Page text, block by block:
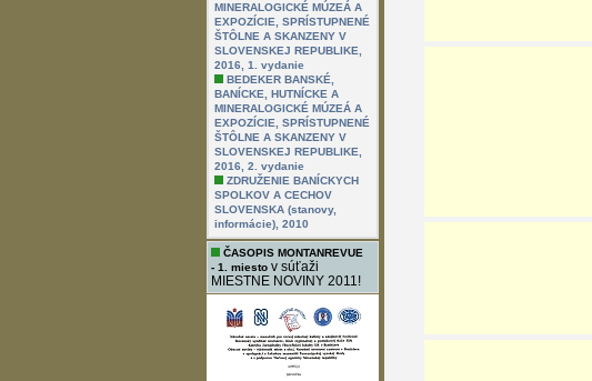
MINERALOGICKÉ MÚZEÁ A
EXPOZÍCIE, SPRÍSTUPNENÉ
ŠTÔLNE A SKANZENY V
SLOVENSKEJ REPUBLIKE,
2016, 1. vydanie
BEDEKER BANSKÉ,
BANÍCKE, HUTNÍCKE A
MINERALOGICKÉ MÚZEÁ A
EXPOZÍCIE, SPRÍSTUPNENÉ
ŠTÔLNE A SKANZENY V
SLOVENSKEJ REPUBLIKE,
2016, 2. vydanie
ZDRUŽENIE BANÍCKYCH
SPOLKOV A CECHOV
SLOVENSKA (stanovy,
informácie), 2010
ČASOPIS MONTANREVUE
- 1. miesto v súťaži
MIESTNE NOVINY 2011!